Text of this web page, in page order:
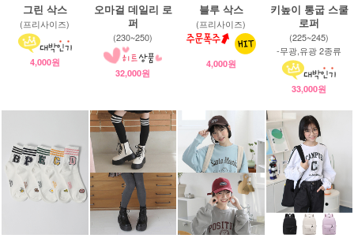
그린 삭스
(프리사이즈)
4,000원
오마걸 데일리 로
퍼
(230~250)
32,000원
블루 삭스
(프리사이즈)
4,000원
키높이 통굽 스쿨
로퍼
(225~245)
-무광,유광 2종류
33,000원